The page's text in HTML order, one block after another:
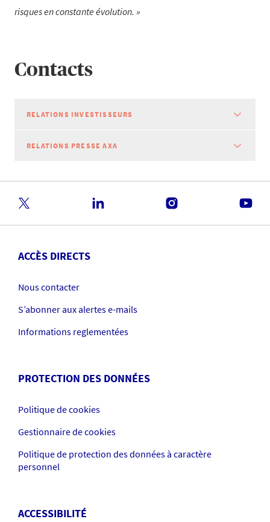
risques en constante évolution.
Contacts
RELATIONS INVESTISSEURS
RELATIONS PRESSE AXA
ACCÈS DIRECTS
Nous contacter
S’abonner aux alertes e-mails
Informations reglementées
PROTECTION DES DONNÉES
Politique de cookies
Gestionnaire de cookies
Politique de protection des données à caractère
personnel
ACCESSIBILITÉ